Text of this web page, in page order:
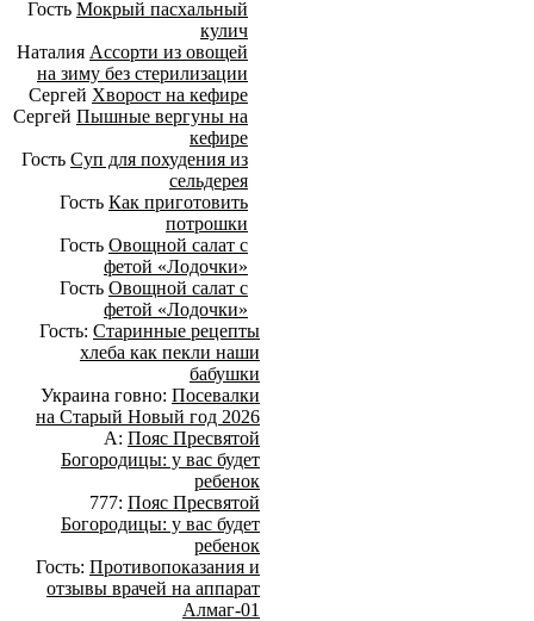
Гость Мокрый пасхальный
кулич
Наталия Ассорти из овощей
на зиму без стерилизации
Сергей Хворост на кефире
Сергей Пышные вергуны на
кефире
Гость Суп для похудения из
сельдерея
Гость Как приготовить
потрошки
Гость Овощной салат с
фетой «Лодочки»
Гость Овощной салат с
фетой «Лодочки»
Гость: Старинные рецепты
хлеба как пекли наши
бабушки
Украина говно: Посевалки
на Старый Новый год 2026
А: Пояс Пресвятой
Богородицы: у вас будет
ребенок
777: Пояс Пресвятой
Богородицы: у вас будет
ребенок
Гость: Противопоказания и
отзывы врачей на аппарат
Алмаг-01